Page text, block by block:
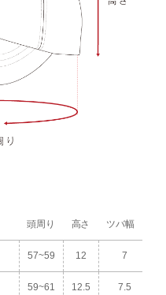
頭周り 高さ ツバ幅
57~59 12 7
59~61 12.5 7.5